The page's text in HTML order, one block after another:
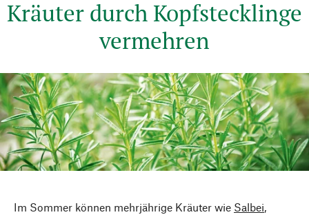
Kräuter durch Kopfstecklinge
vermehren
Im Sommer können mehrjährige Kräuter wie Salbei,